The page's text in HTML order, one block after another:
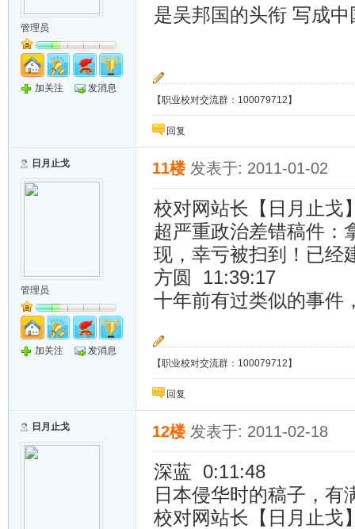
管理员
加关注 发消息
是吴邦国的头衔 写成
【职业校对交流群：100079712】
回复
日月止戈
管理员
加关注 发消息
11楼 发表于: 2011-01-02
校对网站长【日月止戈
超严重政治差错稿件：
现，幸亏被扫到！已经
方圆 11:39:17
十年前有过类似的事件
【职业校对交流群：100079712】
回复
日月止戈 12楼 发表于: 2011-02-18
深蓝 0:11:48
日本侵华时的稿子，有
校对网站长【日月止戈